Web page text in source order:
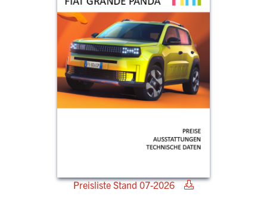
Preisliste Stand 07-2026